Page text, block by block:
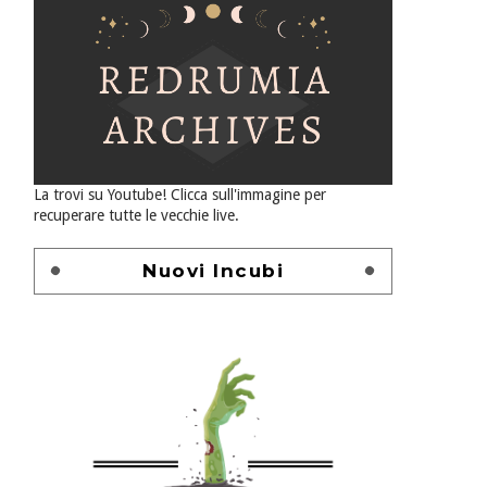
La trovi su Youtube! Clicca sull'immagine per
recuperare tutte le vecchie live.
Nuovi Incubi